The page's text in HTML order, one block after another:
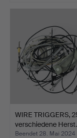
WIRE TRIGGERS,
verschiedene
Beendet 28. Mai 2024